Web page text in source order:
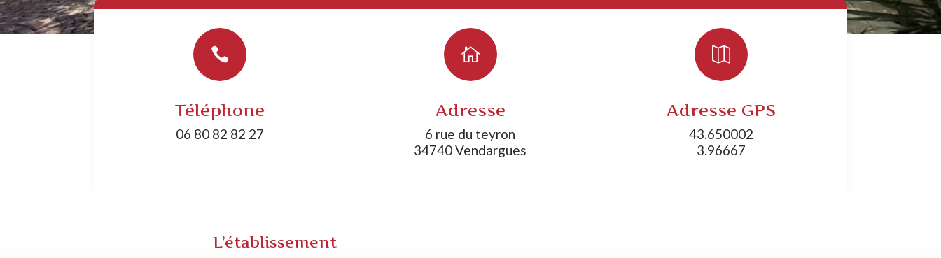

Téléphone
06 80 82 82 27

Adresse
6 rue du teyron
34740 Vendargues

Adresse GPS
43.650002
3.96667
L’établissement